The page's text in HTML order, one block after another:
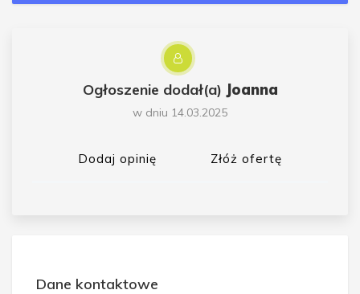
Ogłoszenie dodał(a) Joanna
w dniu 14.03.2025
Dodaj opinię Złóż ofertę
Dane kontaktowe